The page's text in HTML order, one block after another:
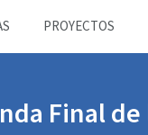
PROYECTOS
Final